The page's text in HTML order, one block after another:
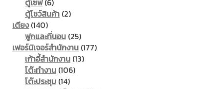
ตู้เซฟ 66
products
ตู้โชว์สินค้า 22
เตียง 140140
products
ฟูกและที่นอน 2525
products
เฟอร์นิเจอร์สำนักงาน 177177
เก้าอี้สำนักงาน 1313
โต๊ะทำงาน 106106
โต๊ะประชุม 1414